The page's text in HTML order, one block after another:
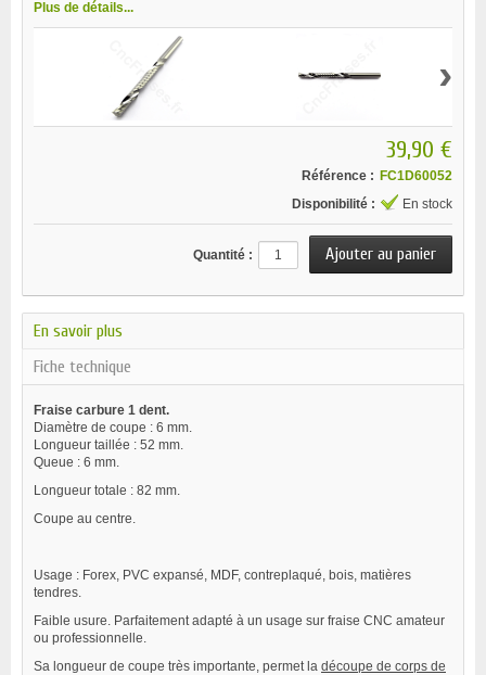
Plus de détails...
›
39,90 €
Référence : FC1D60052
Disponibilité :
En stock
Quantité :
En savoir plus
Fiche technique
Fraise carbure 1 dent.
Diamètre de coupe : 6 mm.
Longueur taillée : 52 mm.
Queue : 6 mm.
Longueur totale : 82 mm.
Coupe au centre.
Usage : Forex, PVC expansé, MDF, contreplaqué, bois, matières
tendres.
Faible usure. Parfaitement adapté à un usage sur fraise CNC amateur
ou professionnelle.
Sa longueur de coupe très importante, permet la découpe de corps de